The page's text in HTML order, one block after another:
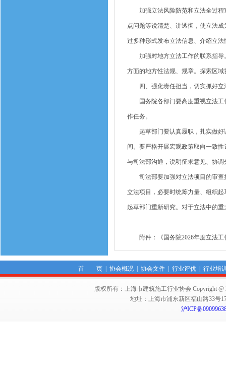
加强立法风险防范和立法全过程
点问题等说清楚、讲透彻，使立法
过多种形式发布立法信息、介绍立
加强对地方立法工作的联系指导
方面的地方性法规、规章。探索区
四、强化责任担当，切实抓好立
国务院各部门要高度重视立法工
作任务。
起草部门要认真履职，扎实做好
间。要严格开展宏观政策取向一致
与司法部沟通，说明征求意见、协
司法部要加强对立法项目的审查
立法项目，必要时统筹力量、组织
起草部门重新研究。对于立法中的
附件：《国务院2026年度立法工
首 页| 协会概况| 协会文件| 行业评优| 行业培
版权所有：上海市建筑施工行业协会 Copyright @
地址：上海市浦东新区福山路33号
沪ICP备